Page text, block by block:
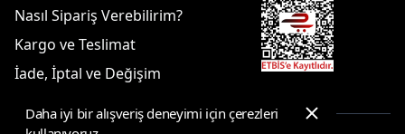
Nasıl Sipariş Verebilirim?
Kargo ve Teslimat
İade, İptal ve Değişim
Daha iyi bir alışveriş deneyimi için çerezleri